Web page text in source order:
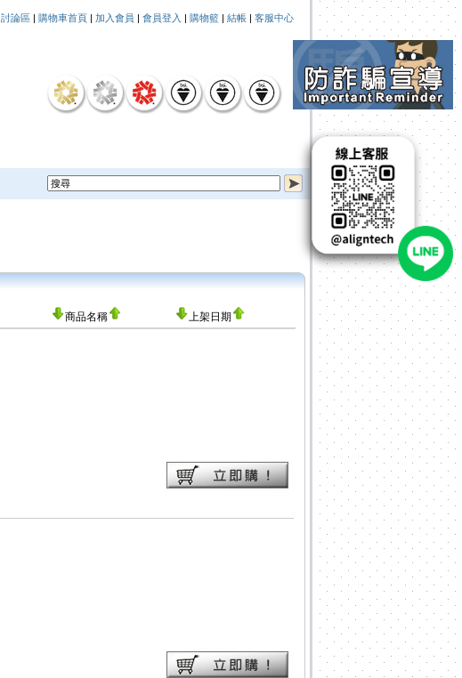
討論區 | 購物車首頁 | 加入會員 | 會員登入 | 購物籃 | 結帳 | 客服中心
商品名稱 上架日期